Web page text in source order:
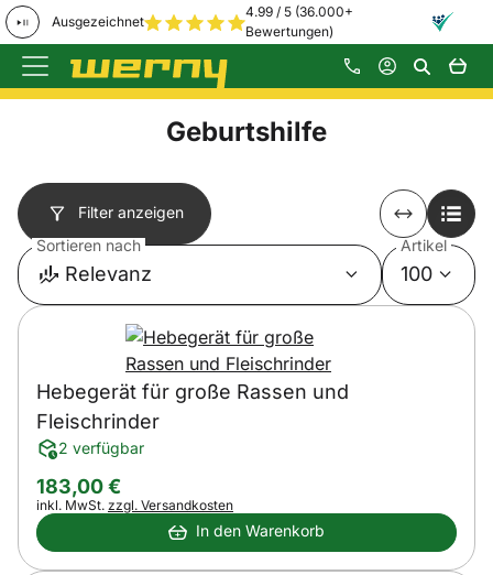
Ausgezeichnet
4.99 / 5 (36.000+
Bewertungen)
Zum Hauptinhalt springen
Geburtshilfe
Filter anzeigen
Sortieren nach
Relevanz
Artikel
100
Hebegerät für große Rassen und
Fleischrinder
2 verfügbar
183,00€
Steuerhinweis:
inkl. MwSt. zzgl. Versandkosten
In den Warenkorb